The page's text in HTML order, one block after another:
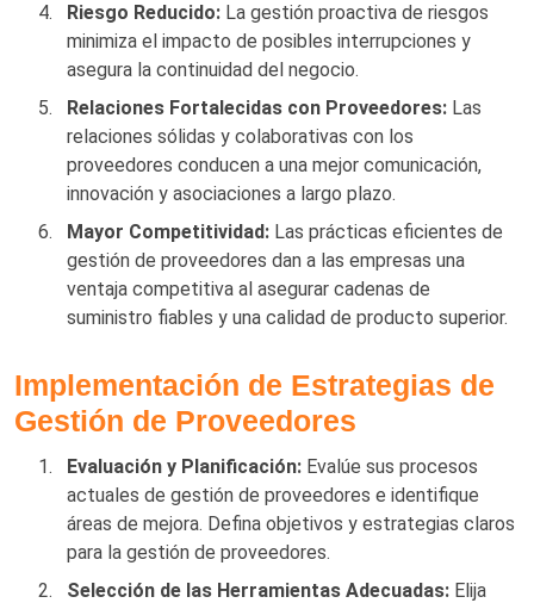
Riesgo Reducido: La gestión proactiva de riesgos
minimiza el impacto de posibles interrupciones y
asegura la continuidad del negocio.
Relaciones Fortalecidas con Proveedores: Las
relaciones sólidas y colaborativas con los
proveedores conducen a una mejor comunicación,
innovación y asociaciones a largo plazo.
Mayor Competitividad: Las prácticas eficientes de
gestión de proveedores dan a las empresas una
ventaja competitiva al asegurar cadenas de
suministro fiables y una calidad de producto superior.
Implementación de Estrategias de
Gestión de Proveedores
Evaluación y Planificación: Evalúe sus procesos
actuales de gestión de proveedores e identifique
áreas de mejora. Defina objetivos y estrategias claros
para la gestión de proveedores.
Selección de las Herramientas Adecuadas: Elija